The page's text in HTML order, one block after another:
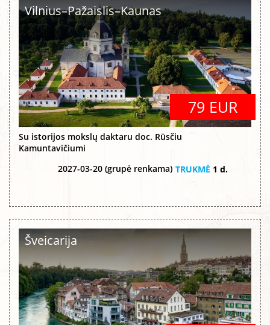
Vilnius–Pažaislis–Kaunas
79 EUR
Su istorijos mokslų daktaru doc. Rūsčiu
Kamuntavičiumi
2027-03-20 (grupė renkama) TRUKMĖ 1 d.
Šveicarija